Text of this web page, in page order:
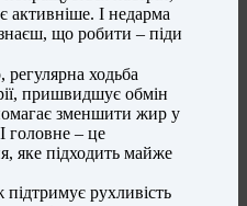
активніше. І недарма
що робити – піди
ходьба
пришвидшує обмін
зменшити жир у
головне – це
яке підходить майже
підтримує рухливість